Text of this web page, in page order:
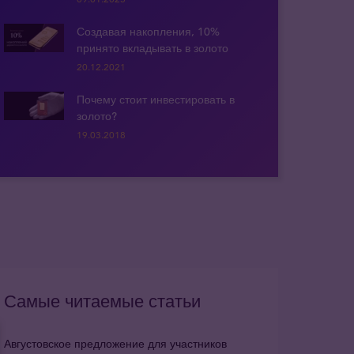
Создавая накопления, 10%
принято вкладывать в золото
20.12.2021
Почему стоит инвестировать в
золото?
19.03.2018
Самые читаемые статьи
Августовское предложение для участников